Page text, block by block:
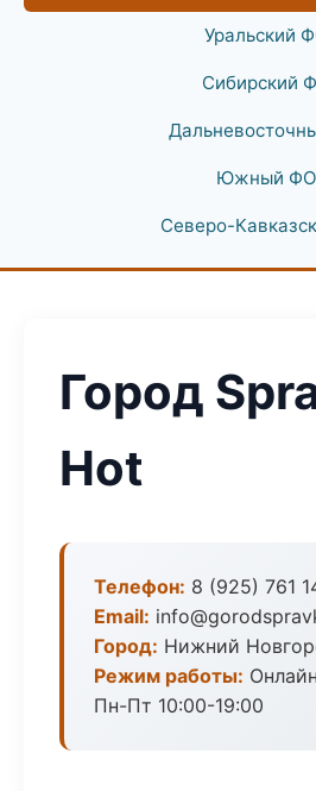
Уральский
Сибирский
Южный ФО
Северо-
Город
Hot
Телефон: 8 (925) 761
Email:
Город: Нижний
Режим работы:
Пн-Пт 10:00-19:00